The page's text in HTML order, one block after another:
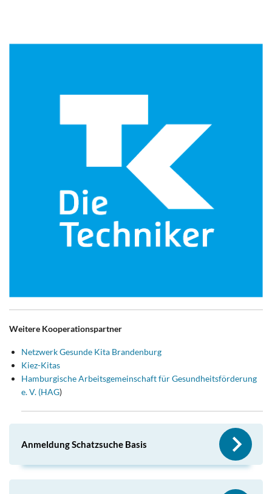
Weitere Kooperationspartner
Netzwerk Gesunde Kita Brandenburg
Kiez-Kitas
Hamburgische Arbeitsgemeinschaft für Gesundheitsförderung
e. V. (HAG)
Anmeldung Schatzsuche Basis